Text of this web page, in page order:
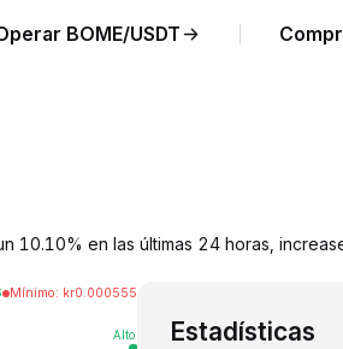
BOME/USDT
10.10% en las últimas 24 horas,
Mínimo: kr0.000555
Estadísticas